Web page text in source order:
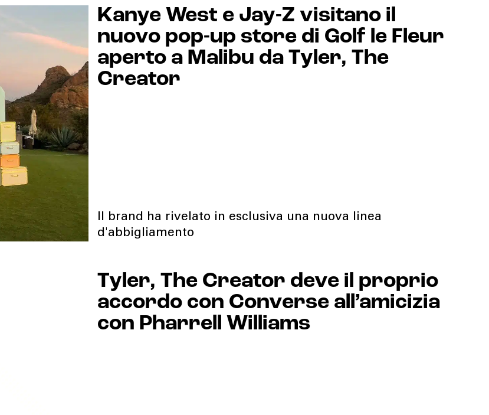
Kanye West e Jay-Z visitano il
nuovo pop-up store di Golf le Fleur
aperto a Malibu da Tyler, The
Creator
Il brand ha rivelato in esclusiva una nuova linea
d'abbigliamento
Tyler, The Creator deve il proprio
accordo con Converse all’amicizia
con Pharrell Williams